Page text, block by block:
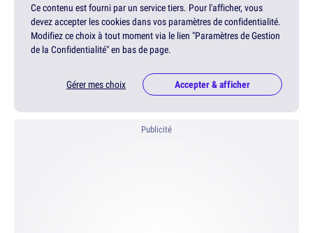
Ce contenu est fourni par un service tiers. Pour l'afficher, vous
devez accepter les cookies dans vos paramètres de confidentialité.
Modifiez ce choix à tout moment via le lien "Paramètres de Gestion
de la Confidentialité" en bas de page.
Gérer mes choix Accepter & afficher
Publicité